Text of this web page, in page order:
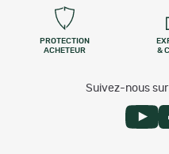
PROTECTION
ACHETEUR
&
Suivez-nous